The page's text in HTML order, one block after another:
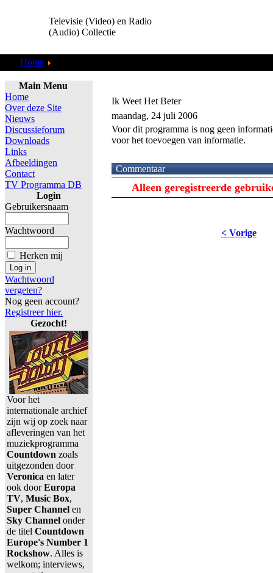
Televisie (Video) en Radio
(Audio) Collectie
Home
Main Menu
Home
Over deze Site
Nieuws
Discussieforum
Downloads
Links
Afbeeldingen
Contact
TV Programma DB
Login
Gebruikersnaam
Wachtwoord
Herken mij
Wachtwoord
vergeten?
Nog geen account?
Registreer hier.
Gezocht!
Voor het
internationale archief
zijn wij op zoek naar
afleveringen van het
muziekprogramma
Countdown zoals
uitgezonden door
Veronica en later
ook doorEuropa
TV, Music Box,
Super Channel en
Sky Channel onder
de titel Countdown
Europe's Number 1
Rockshow. Alles is
welkom; interviews,
Ik Weet Het Beter
maandag, 24 juli 2006
Voor dit programma is nog geen
voor het toevoegen van informatie.
Commentaar
Alleen geregistreerde
< Vorige